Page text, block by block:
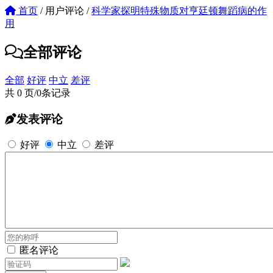
首页 /用户评论 / 科学家探明特殊物质对亨廷顿舞蹈病的作
用
全部评论
全部 好评 中立 差评
共 0 页/0条记录
发表评论
好评 中立 差评
匿名评论